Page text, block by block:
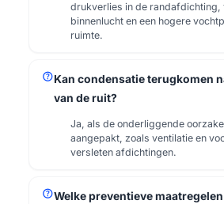
drukverlies in de randafdichting,
binnenlucht en een hogere
ruimte.
helpKan condensatie terugkomen
van de ruit?
Ja, als de onderliggende
aangepakt, zoals ventilatie en
versleten afdichtingen.
helpWelke preventieve